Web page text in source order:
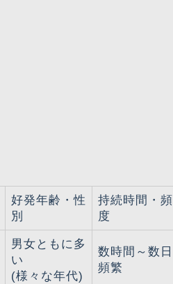
好発年齢・性
別
持続時間・頻
度
男女ともに多
い
(様々な年代)
数時間～数日
頻繁